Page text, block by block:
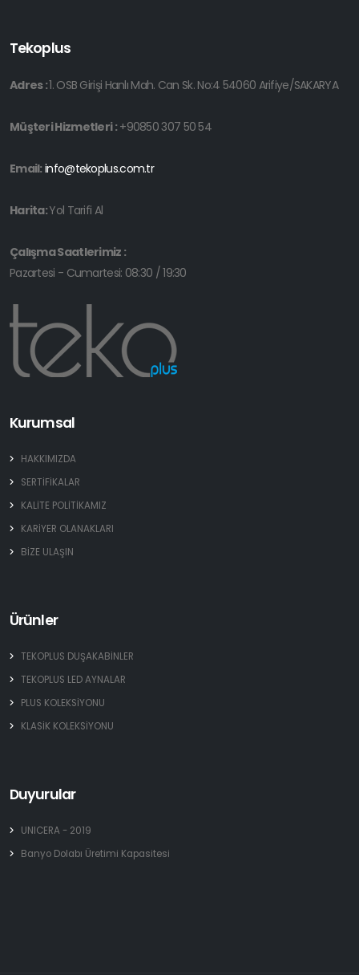
Tekoplus
Adres :1. OSB Girişi Hanlı Mah. Can Sk. No:4 54060 Arifiye/SAKARYA
Müşteri Hizmetleri : +90850 307 50 54
Email: info@tekoplus.com.tr
Harita:Yol Tarifi Al
Çalışma Saatlerimiz :
Pazartesi - Cumartesi: 08:30 / 19:30
Kurumsal
HAKKIMIZDA
SERTİFİKALAR
KALİTE POLİTİKAMIZ
KARİYER OLANAKLARI
BİZE ULAŞIN
Ürünler
TEKOPLUS DUŞAKABİNLER
TEKOPLUS LED AYNALAR
PLUS KOLEKSİYONU
KLASİK KOLEKSİYONU
Duyurular
UNICERA - 2019
Banyo Dolabı Üretimi Kapasitesi